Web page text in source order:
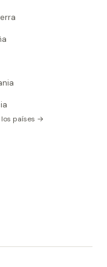
los países →